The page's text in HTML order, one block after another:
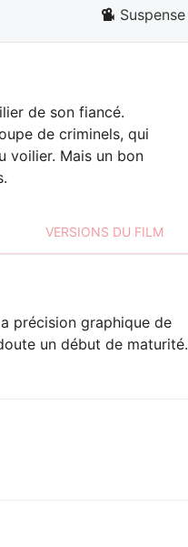
Suspense
de son fiancé.
de criminels, qui
voilier. Mais un bon
VERSIONS DU FILM
précision graphique de
un début de maturité.